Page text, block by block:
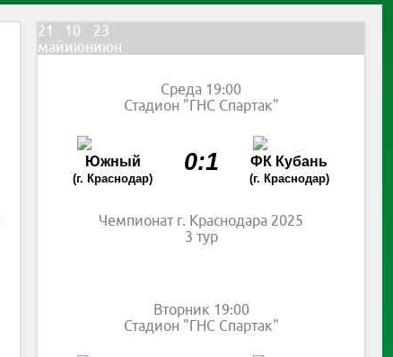
21
май
10
июн
23
июн
Среда 19:00
Стадион "ГНС Спартак"
Южный
(г. Краснодар)
0:1 ФК Кубань
(г. Краснодар)
Чемпионат г. Краснодара 2025
3 тур
Вторник 19:00
Стадион "ГНС Спартак"